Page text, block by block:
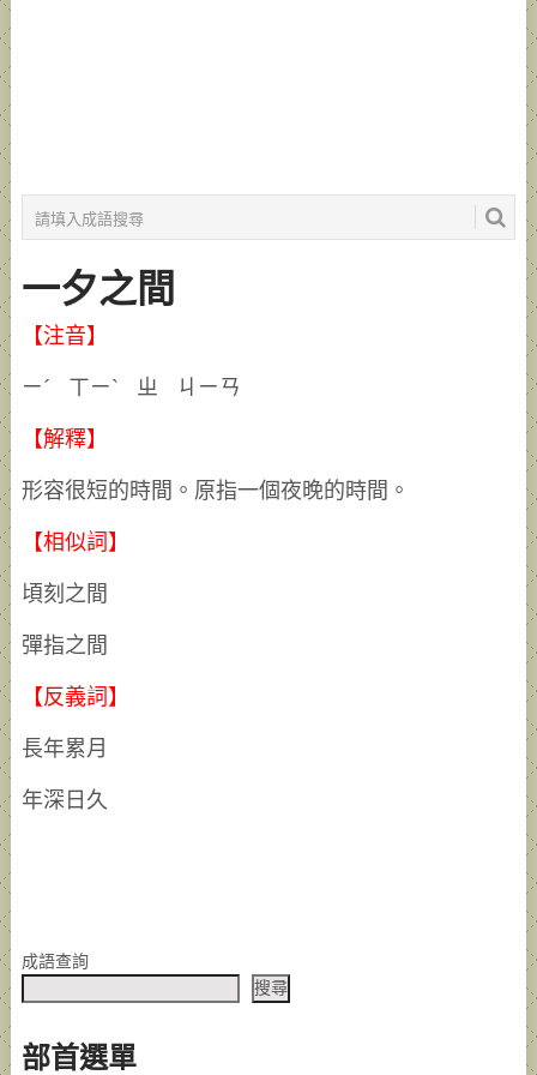
一夕之間
【注音】
ㄧˊ ㄒㄧˋ ㄓ ㄐㄧㄢ
【解釋】
形容很短的時間。原指一個夜晚的時間。
【相似詞】
頃刻之間
彈指之間
【反義詞】
長年累月
年深日久
成語查詢
搜尋
部首選單